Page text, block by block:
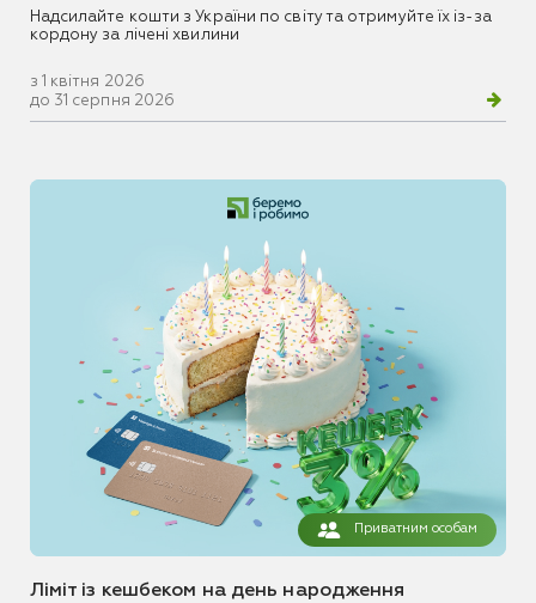
Надсилайте кошти з України по світу та отримуйте їх із-за
кордону за лічені хвилини
з 1 квітня 2026
до 31 серпня 2026
Приватним особам
Ліміт із кешбеком на день народження